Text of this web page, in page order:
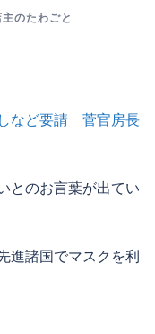
主のたわごと
など要請 菅官房長
とのお言葉が出てい
進諸国でマスクを利